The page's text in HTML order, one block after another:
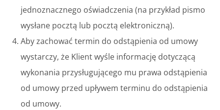
jednoznacznego oświadczenia (na przykład pismo
wysłane pocztą lub pocztą elektroniczną).
Aby zachować termin do odstąpienia od umowy
wystarczy, że Klient wyśle informację dotyczącą
wykonania przysługującego mu prawa odstąpienia
od umowy przed upływem terminu do odstąpienia
od umowy.